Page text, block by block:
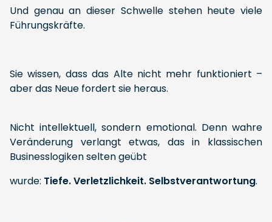
Und genau an dieser Schwelle stehen heute viele
Führungskräfte.
Sie wissen, dass das Alte nicht mehr funktioniert –
aber das Neue fordert sie heraus.
Nicht intellektuell, sondern emotional. Denn wahre
Veränderung verlangt etwas, das in klassischen
Businesslogiken selten geübt
wurde: Tiefe. Verletzlichkeit. Selbstverantwortung.